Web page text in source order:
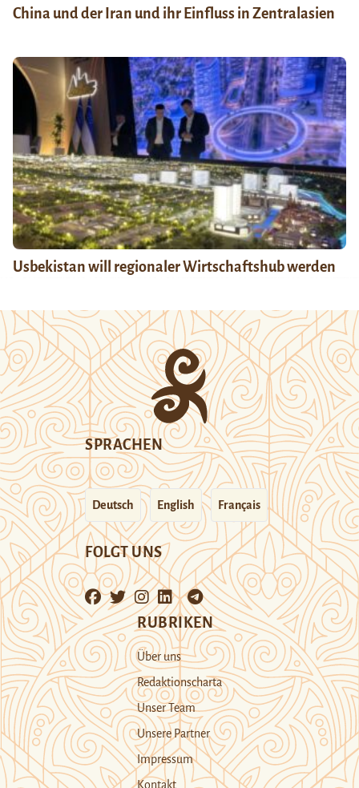
China und der Iran und ihr Einfluss in Zentralasien
Usbekistan will regionaler Wirtschaftshub werden
SPRACHEN
Deutsch English Français
FOLGT UNS
RUBRIKEN
Über uns
Redaktionscharta
Unser Team
Unsere Partner
Impressum
Kontakt